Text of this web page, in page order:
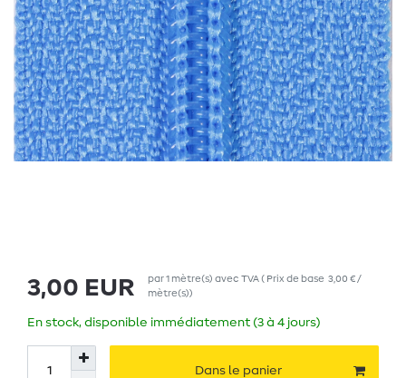
3,00 EUR par1 mètre(s) avec TVA( Prix de base 3,00 € /
mètre(s))
En stock, disponible immédiatement (3 à 4 jours)
Dans le panier